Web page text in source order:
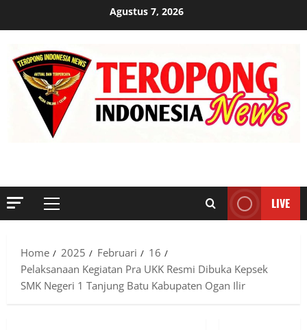
Agustus 7, 2026
Primary
LIVE
Home 2025 Februari
16
Pelaksanaan Kegiatan Pra UKK Resmi Dibuka Kepsek
SMK Negeri 1 Tanjung Batu Kabupaten Ogan Ilir